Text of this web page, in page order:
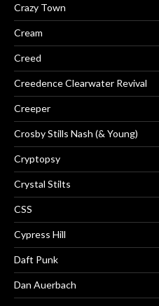
Crazy Town
Cream
Creed
Creedence Clearwater Revival
Creeper
Crosby Stills Nash (& Young)
Cryptopsy
Crystal Stilts
CSS
Cypress Hill
Daft Punk
Dan Auerbach